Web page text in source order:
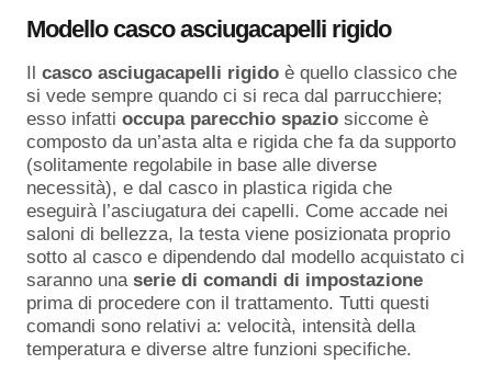
Modello casco asciugacapelli rigido
Il casco asciugacapelli rigido è quello classico che
si vede sempre quando ci si reca dal parrucchiere;
esso infatti occupa parecchio spazio siccome è
composto da un’asta alta e rigida che fa da supporto
(solitamente regolabile in base alle diverse
necessità), e dal casco in plastica rigida che
eseguirà l’asciugatura dei capelli. Come accade nei
saloni di bellezza, la testa viene posizionata proprio
sotto al casco e dipendendo dal modello acquistato ci
saranno una serie di comandi di impostazione
prima di procedere con il trattamento. Tutti questi
comandi sono relativi a: velocità, intensità della
temperatura e diverse altre funzioni specifiche.